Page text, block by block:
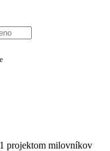
projektom milovníkov